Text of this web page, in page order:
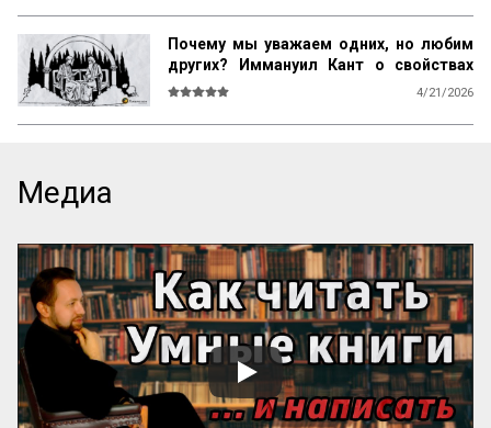
Почему мы уважаем одних, но любим
других? Иммануил Кант о свойствах
возвышенного и прекрасного
4/21/2026
добродетель бургомистра. Правдивость
и честность просты и благородны, шутка
и угодливая лесть тонки и красивы.
Учтивость украшение добродетели.
Бескорыстное служебное рвение
благородно, утонченность и вежливость
прекрасны. Возвышенные свойства
внушают уважение, прекрасные любовь.
Люди, чувство которых обращено
преимущественно на прекрасное, ищут
себе честных, вер...
Медиа